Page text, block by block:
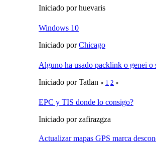
Iniciado por huevaris
Windows 10
Iniciado porChicago
Alguno ha usado packlink o genei o
Iniciado por Tatlan « 1 2 »
EPC y TIS donde lo consigo?
Iniciado por zafirazgza
Actualizar mapas GPS marca